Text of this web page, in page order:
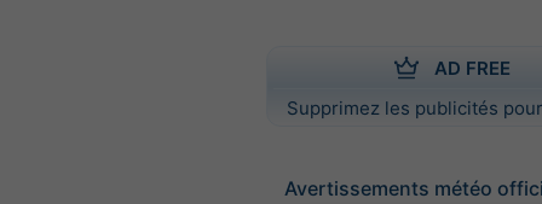
AD FREE
Supprimez les publicités
Avertissements météo